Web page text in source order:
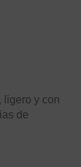
ligero y con
de